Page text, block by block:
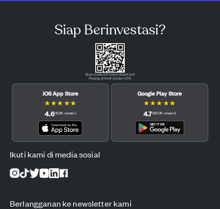
Siap Berinvestasi?
Scan kode QR untuk download
Pluang di Android dan iOS.
iOS App Store
★★★ ★★
4.6(12.3K ulasan)
Google Play Store
★★★ ★★
4.7(122.3K ulasan)
Ikuti kami di media sosial
Berlangganan ke newsletter kami